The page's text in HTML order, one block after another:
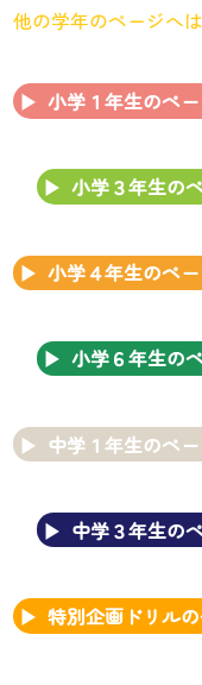
他の学年のページへ
小学１年生のペ
小学３年生の
小学４年生のペ
小学６年生の
中学１年生のペ
中学３年生の
特別企画ドリル